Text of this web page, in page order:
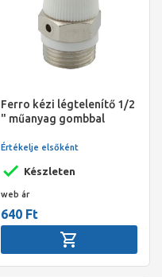
Ferro kézi légtelenítő 1/2
" műanyag gombbal
Készleten
Értékelje elsőként
web ár
640 Ft